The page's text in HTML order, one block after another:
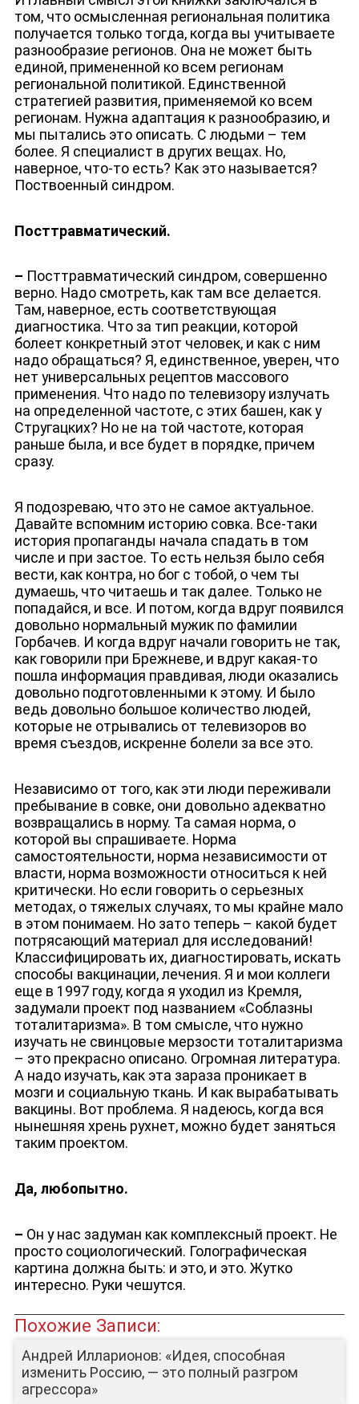
том, что осмысленная региональная политика
получается только тогда, когда вы учитываете
разнообразие регионов. Она не может быть
единой, примененной ко всем регионам
региональной политикой. Единственной
стратегией развития, применяемой ко всем
регионам. Нужна адаптация к разнообразию, и
мы пытались это описать. С людьми – тем
более. Я специалист в других вещах. Но,
наверное, что-то есть? Как это называется?
Поствоенный синдром.
Посттравматический.
– Посттравматический синдром, совершенно
верно. Надо смотреть, как там все делается.
Там, наверное, есть соответствующая
диагностика. Что за тип реакции, которой
болеет конкретный этот человек, и как с ним
надо обращаться? Я, единственное, уверен, что
нет универсальных рецептов массового
применения. Что надо по телевизору излучать
на определенной частоте, с этих башен, как у
Стругацких? Но не на той частоте, которая
раньше была, и все будет в порядке, причем
сразу.
Я подозреваю, что это не самое актуальное.
Давайте вспомним историю совка. Все-таки
история пропаганды начала спадать в том
числе и при застое. То есть нельзя было себя
вести, как контра, но бог с тобой, о чем ты
думаешь, что читаешь и так далее. Только не
попадайся, и все. И потом, когда вдруг появился
довольно нормальный мужик по фамилии
Горбачев. И когда вдруг начали говорить не так,
как говорили при Брежневе, и вдруг какая-то
пошла информация правдивая, люди оказались
довольно подготовленными к этому. И было
ведь довольно большое количество людей,
которые не отрывались от телевизоров во
время съездов, искренне болели за все это.
Независимо от того, как эти люди переживали
пребывание в совке, они довольно адекватно
возвращались в норму. Та самая норма, о
которой вы спрашиваете. Норма
самостоятельности, норма независимости от
власти, норма возможности относиться к ней
критически. Но если говорить о серьезных
методах, о тяжелых случаях, то мы крайне мало
в этом понимаем. Но зато теперь – какой будет
потрясающий материал для исследований!
Классифицировать их, диагностировать, искать
способы вакцинации, лечения. Я и мои коллеги
еще в 1997 году, когда я уходил из Кремля,
задумали проект под названием «Соблазны
тоталитаризма». В том смысле, что нужно
изучать не свинцовые мерзости тоталитаризма
– это прекрасно описано. Огромная литература.
А надо изучать, как эта зараза проникает в
мозги и социальную ткань. И как вырабатывать
вакцины. Вот проблема. Я надеюсь, когда вся
нынешняя хрень рухнет, можно будет заняться
таким проектом.
Да, любопытно.
– Он у нас задуман как комплексный проект. Не
просто социологический. Голографическая
картина должна быть: и это, и это. Жутко
интересно. Руки чешутся.
Похожие Записи:
Андрей Илларионов: «Идея, способная
изменить Россию, — это полный разгром
агрессора»